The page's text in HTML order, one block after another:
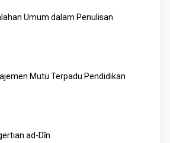
Umum dalam Penulisan
Mutu Terpadu Pendidikan
ad-Dīn